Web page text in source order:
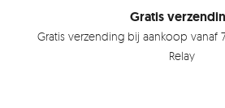
Gratis
Gratis verzending bij aankoop vanaf
Relay